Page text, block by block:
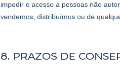
impedir o acesso a pessoas não
vendemos, distribuímos ou de
8. PRAZOS DE